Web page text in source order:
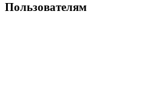
Пользователям